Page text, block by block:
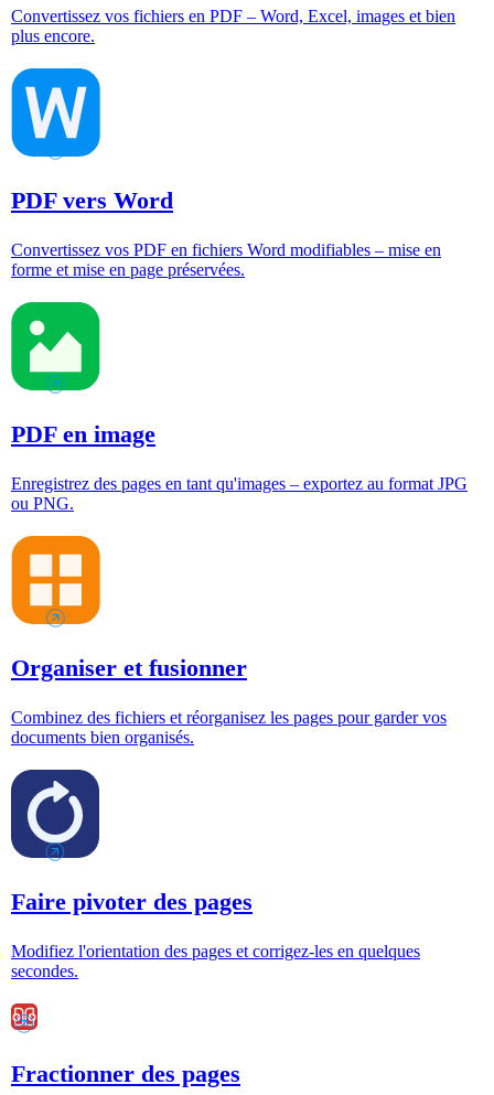
Convertissez vos fichiers en PDF – Word, Excel, images et bien
plus encore.
PDF vers Word
Convertissez vos PDF en fichiers Word modifiables – mise en
forme et mise en page préservées.
PDF en image
Enregistrez des pages en tant qu'images – exportez au format JPG
ou PNG.
Organiser et fusionner
Combinez des fichiers et réorganisez les pages pour garder vos
documents bien organisés.
Faire pivoter des pages
Modifiez l'orientation des pages et corrigez-les en quelques
secondes.
Fractionner des pages